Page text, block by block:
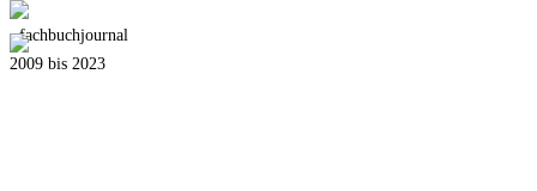
fachbuchjournal
2009 bis 2023